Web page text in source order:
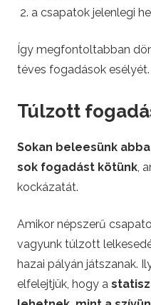
a csapatok jelenlegi
Így megfontoltabban
téves fogadások esélyét.
Túlzott
Sokan beleesünk
sok fogadást kötünk,
kockázatát.
Amikor népszerű
vagyunk túlzott
hazai pályán játszanak.
elfelejtjük, hogy a